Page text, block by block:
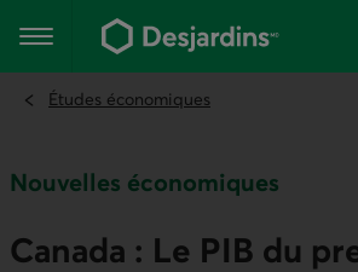
contenu
Menu principal
Études économiques
Nouvelles économiques
Canada : Le PIB du